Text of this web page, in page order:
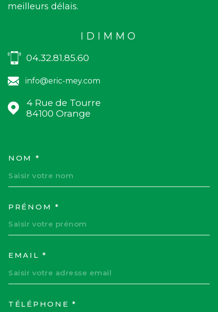
meilleurs délais.
IDIMMO
04.32.81.85.60
info@eric-mey.com
4 Rue de Tourre
84100
Orange
NOM *
PRÉNOM *
EMAIL *
TÉLÉPHONE *